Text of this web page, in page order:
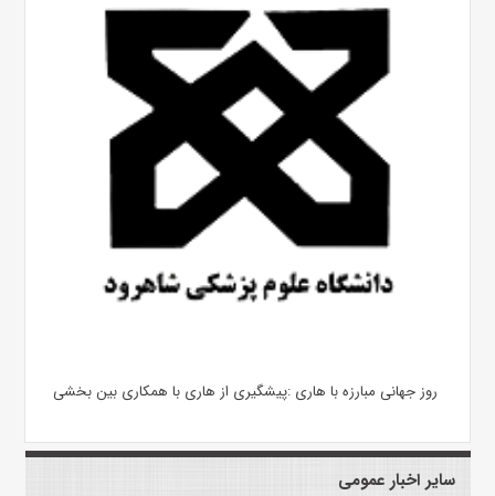
روز جهانی مبارزه با هاری :پیشگیری از هاری با همکاری بین بخشی
سایر اخبار عمومی